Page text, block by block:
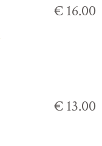
€ 16.00
€ 13.00